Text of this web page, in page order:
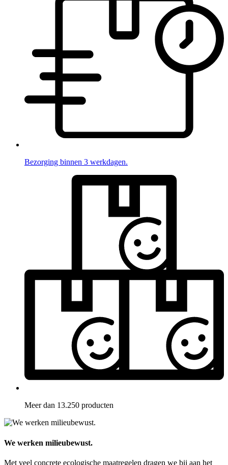
Bezorging binnen 3 werkdagen.
Meer dan 13.250 producten
We werken milieubewust.
Met veel concrete ecologische maatregelen dragen we bij aan het